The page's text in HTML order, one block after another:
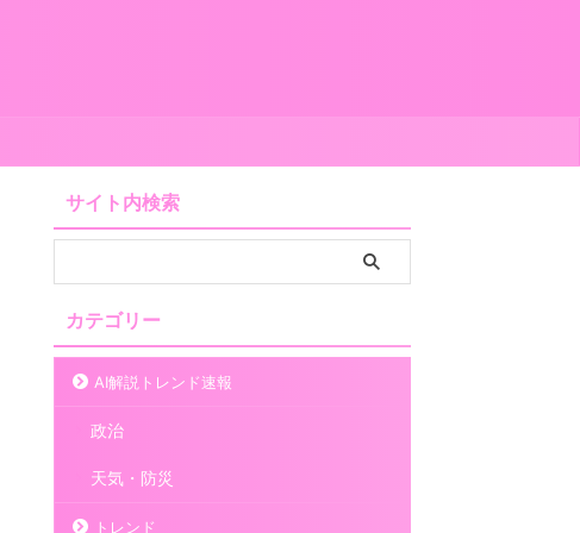
サイト内検索
カテゴリー
AI解説トレンド速報
政治
天気・防災
トレンド